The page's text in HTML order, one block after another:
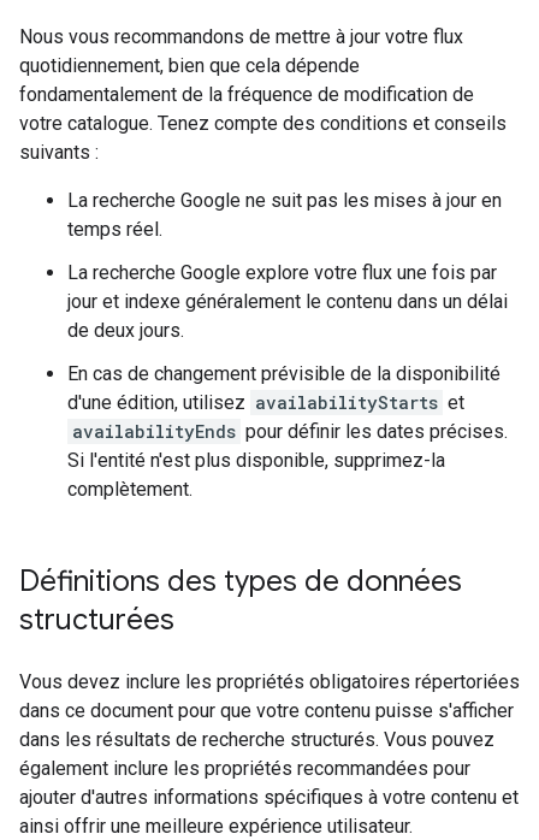
Nous vous recommandons de mettre à jour votre flux
quotidiennement, bien que cela dépende
fondamentalement de la fréquence de modification de
votre catalogue. Tenez compte des conditions et conseils
suivants :
La recherche Google ne suit pas les mises à jour en
temps réel.
La recherche Google explore votre flux une fois par
jour et indexe généralement le contenu dans un délai
de deux jours.
En cas de changement prévisible de la disponibilité
d'une édition, utilisez availabilityStarts et
availabilityEnds pour définir les dates précises.
Si l'entité n'est plus disponible, supprimez-la
complètement.
Définitions des types de données
structurées
Vous devez inclure les propriétés obligatoires répertoriées
dans ce document pour que votre contenu puisse s'afficher
dans les résultats de recherche structurés. Vous pouvez
également inclure les propriétés recommandées pour
ajouter d'autres informations spécifiques à votre contenu et
ainsi offrir une meilleure expérience utilisateur.